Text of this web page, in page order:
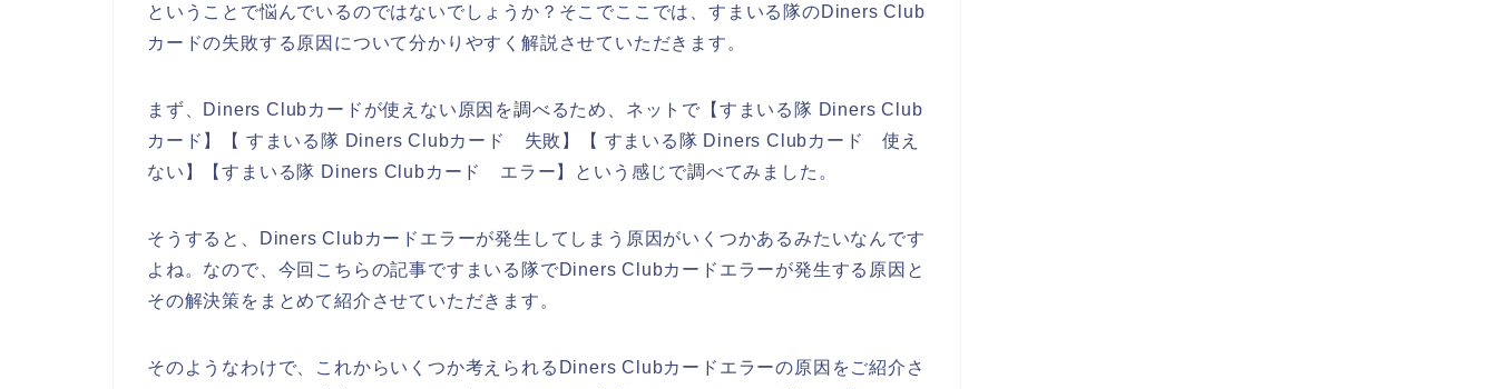
ということで悩んでいるのではないでしょうか？そこでここでは、すまいる隊のDiners Club
カードの失敗する原因について分かりやすく解説させていただきます。
まず、Diners Clubカードが使えない原因を調べるため、ネットで【すまいる隊 Diners Club
カード】【 すまいる隊 Diners Clubカード 失敗】【 すまいる隊 Diners Clubカード 使え
ない】【すまいる隊 Diners Clubカード エラー】という感じで調べてみました。
そうすると、Diners Clubカードエラーが発生してしまう原因がいくつかあるみたいなんです
よね。なので、今回こちらの記事ですまいる隊でDiners Clubカードエラーが発生する原因と
その解決策をまとめて紹介させていただきます。
そのようなわけで、これからいくつか考えられるDiners Clubカードエラーの原因をご紹介さ